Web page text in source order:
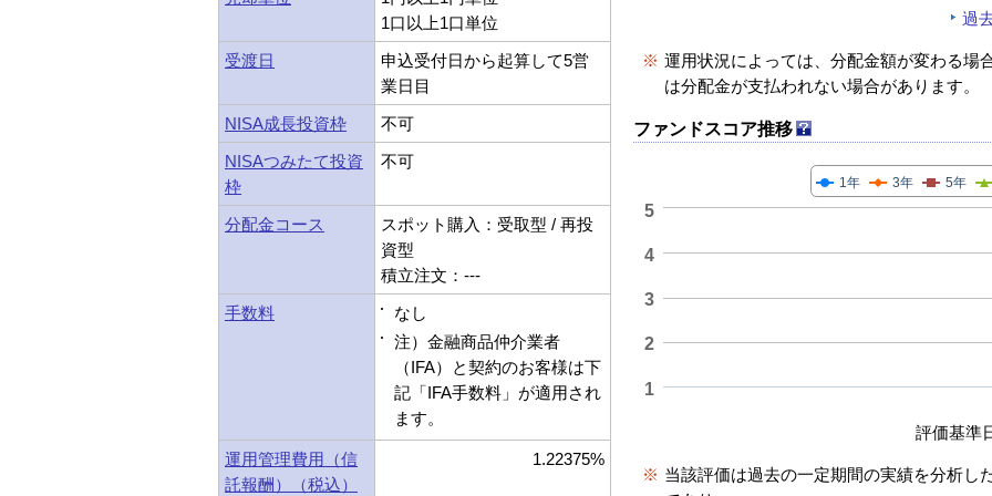
1口以上1口単位
受渡日
申込受付日から起算して5営
業日目
NISA成長投資枠
不可
NISAつみたて投資
枠
不可
分配金コース
スポット購入：受取型 / 再投
資型
積立注文：---
手数料
なし
注）金融商品仲介業者
（IFA）と契約のお客様は下
記「IFA手数料」が適用され
ます。
運用管理費用（信
託報酬）（税込）
1.22375%
過
※ 運用状況によっては、分配金額が変わる場
は分配金が支払われない場合があります。
ファンドスコア推移
1年 3年 5年
1
2
3
4
5
評価基準
※ 当該評価は過去の一定期間の実績を分析し